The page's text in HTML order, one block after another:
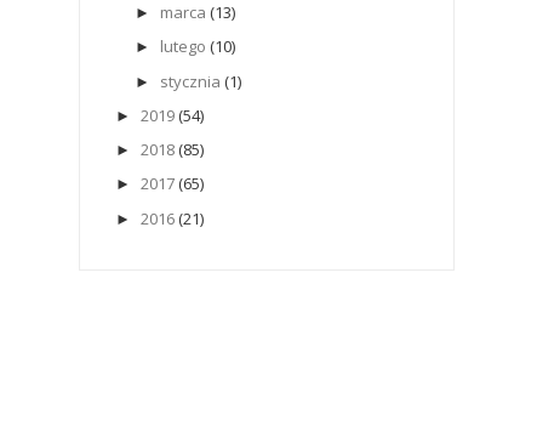
► marca (13)
► lutego (10)
► stycznia (1)
►2019 (54)
►2018 (85)
►2017 (65)
►2016 (21)